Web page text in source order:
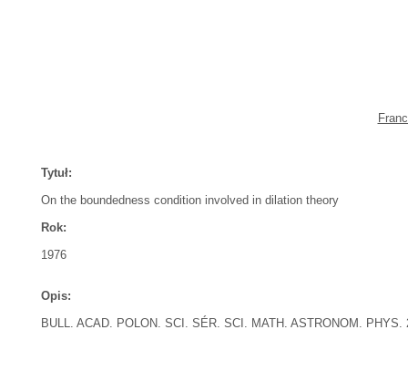
Tytuł:
On the boundedness condition involved in dilation theory
Rok:
1976
Opis:
BULL. ACAD. POLON. SCI. SÉR. SCI. MATH. ASTRONOM. PHYS.